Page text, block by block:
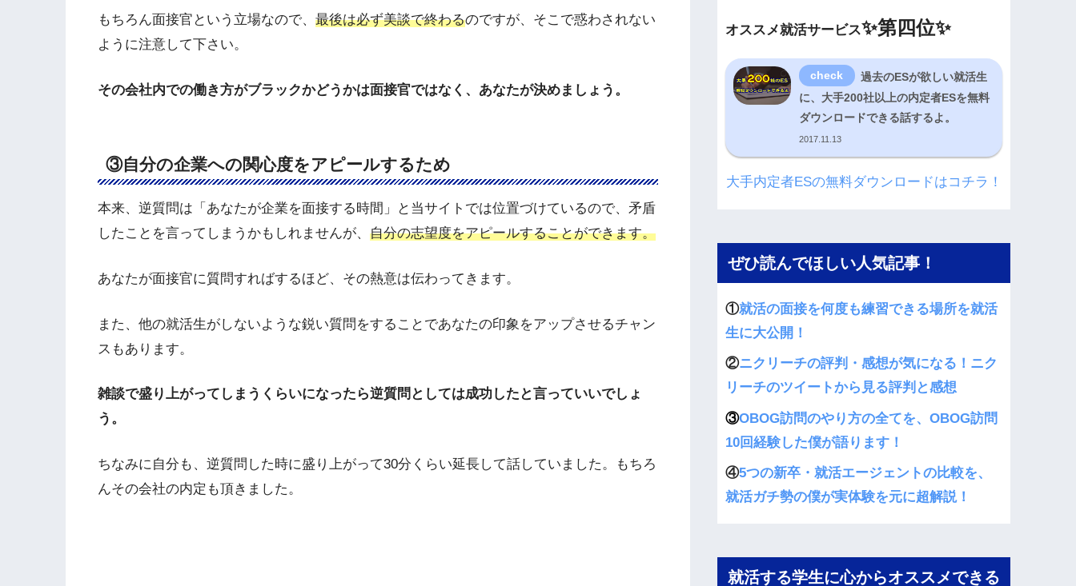
もちろん面接官という立場なので、 最後は必ず美談で終わるのですが、そこで惑わされない
ように注意して下さい。
その会社内での働き方がブラックかどうかは面接官ではなく、あなたが決めましょう。
③自分の企業への関心度をアピールするため
本来、逆質問は「あなたが企業を面接する時間」と当サイトでは位置づけているので、矛盾
したことを言ってしまうかもしれませんが、 自分の志望度をアピールすることができます。
あなたが面接官に質問すればするほど、その熱意は伝わってきます。
また、他の就活生がしないような鋭い質問をすることであなたの印象をアップさせるチャン
スもあります。
雑談で盛り上がってしまうくらいになったら逆質問としては成功したと言っていいでしょ
う。
ちなみに自分も、逆質問した時に盛り上がって30分くらい延長して話していました。もちろ
んその会社の内定も頂きました。
オススメ就活サービス✨第四位✨
過去のESが欲しい就活生
に、大手200社以上の内定者ESを無料
ダウンロードできる話するよ。
2017.11.13
大手内定者ESの無料ダウンロードはコチラ！
ぜひ読んでほしい人気記事！
①就活の面接を何度も練習できる場所を就活
生に大公開！
②ニクリーチの評判・感想が気になる！ニク
リーチのツイートから見る評判と感想
③OBOG訪問のやり方の全てを、OBOG訪問
10回経験した僕が語ります！
④5つの新卒・就活エージェントの比較を、
就活ガチ勢の僕が実体験を元に超解説！
就活する学生に心からオススメできる